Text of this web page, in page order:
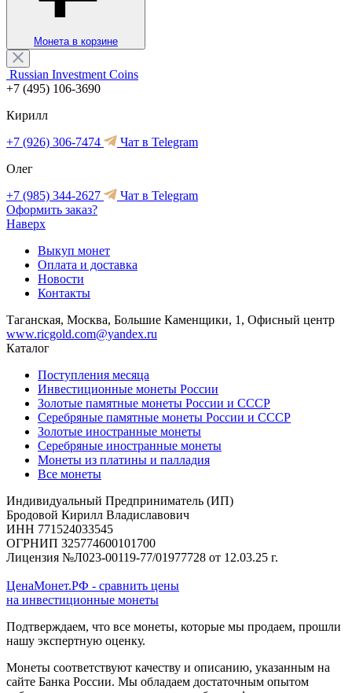
Монета в корзине
Russian Investment Coins
+7 (495) 106-3690
Кирилл
+7 (926) 306-7474
Чат в Telegram
Олег
+7 (985) 344-2627
Чат в Telegram
Оформить заказ?
Наверх
Выкуп монет
Оплата и доставка
Новости
Контакты
Таганская, Москва, Большие Каменщики, 1, Офисный центр
www.ricgold.com@yandex.ru
Каталог
Поступления месяца
Инвестиционные монеты России
Золотые памятные монеты России и СССР
Серебряные памятные монеты России и СССР
Золотые иностранные монеты
Серебряные иностранные монеты
Монеты из платины и палладия
Все монеты
Индивидуальный Предприниматель (ИП)
Бродовой Кирилл Владиславович
ИНН 771524033545
ОГРНИП 325774600101700
Лицензия №Л023-00119-77/01977728 от 12.03.25 г.
ЦенаМонет.РФ - сравнить цены
на инвестиционные монеты
Подтверждаем, что все монеты, которые мы продаем, прошли
нашу экспертную оценку.
Монеты соответствуют качеству и описанию, указанным на
сайте Банка России. Мы обладаем достаточным опытом